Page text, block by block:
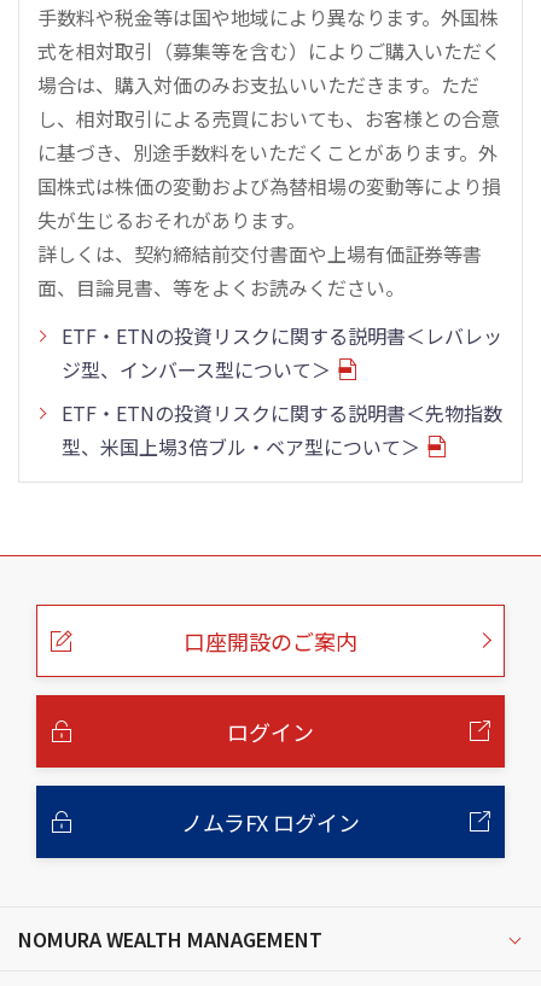
手数料や税金等は国や地域により異なります。外国株
式を相対取引（募集等を含む）によりご購入いただく
場合は、購入対価のみお支払いいただきます。ただ
し、相対取引による売買においても、お客様との合意
に基づき、別途手数料をいただくことがあります。外
国株式は株価の変動および為替相場の変動等により損
失が生じるおそれがあります。
詳しくは、契約締結前交付書面や上場有価証券等書
面、目論見書、等をよくお読みください。
ETF・ETNの投資リスクに関する説明書＜レバレッ
ジ型、インバース型について＞
ETF・ETNの投資リスクに関する説明書＜先物指数
型、米国上場3倍ブル・ベア型について＞
こ
口座開設のご案内
ログイン
ノムラFX ログイン
NOMURA WEALTH MANAGEMENT